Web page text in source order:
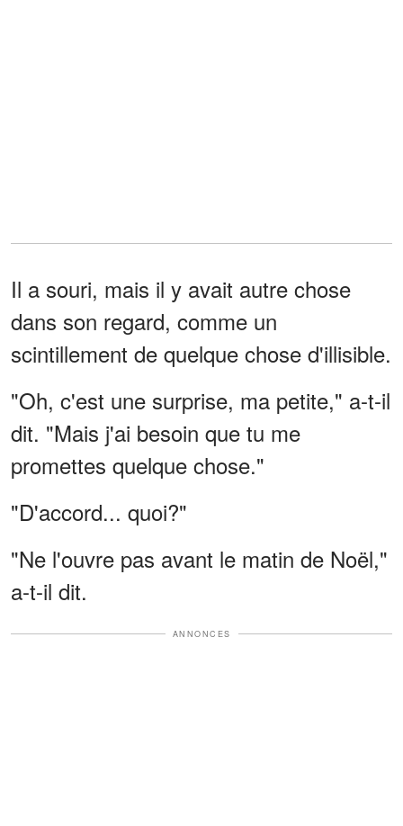
Il a souri, mais il y avait autre chose
dans son regard, comme un
scintillement de quelque chose d'illisible.
"Oh, c'est une surprise, ma petite," a-t-il
dit. "Mais j'ai besoin que tu me
promettes quelque chose."
"D'accord... quoi?"
"Ne l'ouvre pas avant le matin de Noël,"
a-t-il dit.
ANNONCES